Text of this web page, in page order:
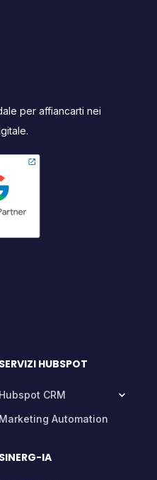
per affiancarti nei
SERVIZI HUBSPOT
Hubspot CRM
Marketing Automation
SINERG-IA